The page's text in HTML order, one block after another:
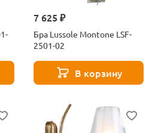
7 625 ₽
Бра Lussole Montone LSF-
2501-02
В корзину